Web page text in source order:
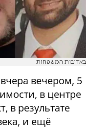
באדיבות המשפחות
вечером, 5
в центре
в результате
и ещё